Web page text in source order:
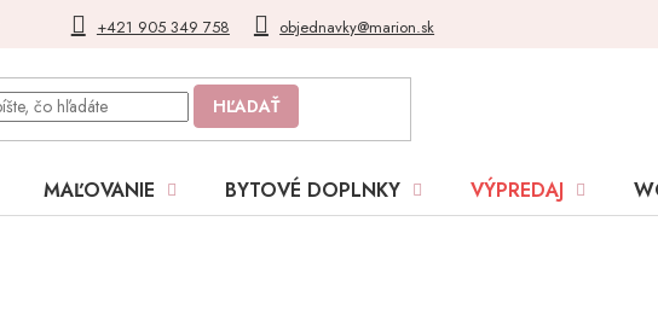
+421 905 349 758 objednavky@marion.sk
Blog Moja objednávka
HĽADAŤ
MAĽOVANIE BYTOVÉ DOPLNKY VÝPREDAJ